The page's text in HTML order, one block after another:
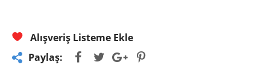
Alışveriş Listeme Ekle
Paylaş: